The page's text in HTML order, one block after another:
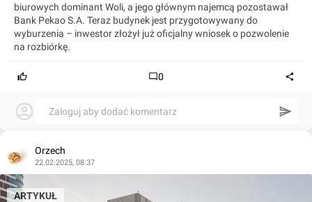
biurowych dominant Woli, a jego głównym najemcą pozostawał
Bank Pekao S.A. Teraz budynek jest przygotowywany do
wyburzenia – inwestor złożył już oficjalny wniosek o pozwolenie
na rozbiórkę.
0
Zaloguj aby dodać komentarz
Orzech
22.02.2025, 08:37
ARTYKUŁ